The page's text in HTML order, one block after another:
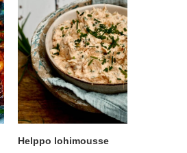
Helppo lohimousse